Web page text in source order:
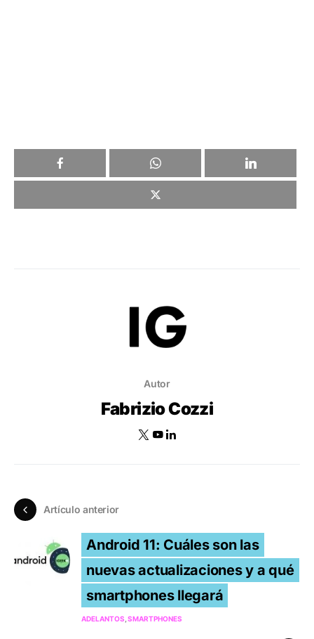
Autor
Fabrizio Cozzi
Artículo anterior
Android 11: Cuáles son las
nuevas actualizaciones y a qué
smartphones llegará
ADELANTOS SMARTPHONES